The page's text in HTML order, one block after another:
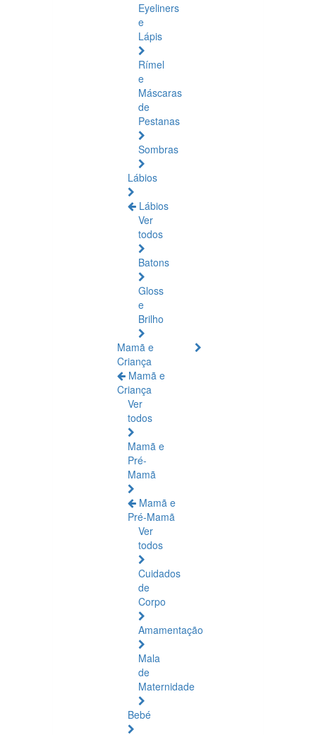
Eyeliners
e
Lápis
Rímel
e
Máscaras
de
Pestanas
Sombras
Lábios
Lábios
Ver
todos
Batons
Gloss
e
Brilho
Mamã e
Criança
Mamã e
Criança
Ver
todos
Mamã e
Pré-
Mamã
Mamã e
Pré-Mamã
Ver
todos
Cuidados
de
Corpo
Amamentação
Mala
de
Maternidade
Bebé